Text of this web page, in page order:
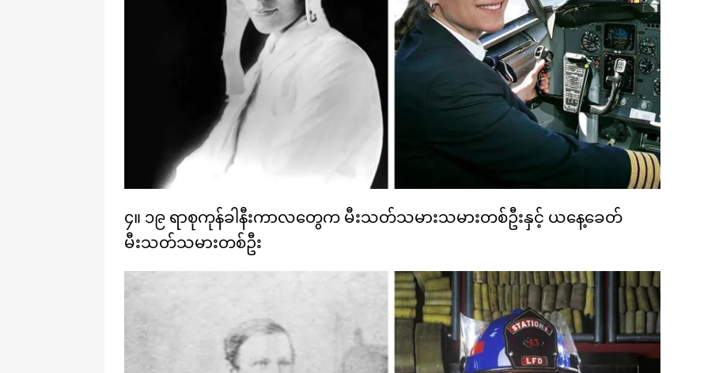
၄။ ၁၉ ရာစုကုန်ခါနီးကာလတွေက မီးသတ်သမားသမားတစ်ဦးနှင့် ယနေ့ခေတ်
မီးသတ်သမားတစ်ဦး